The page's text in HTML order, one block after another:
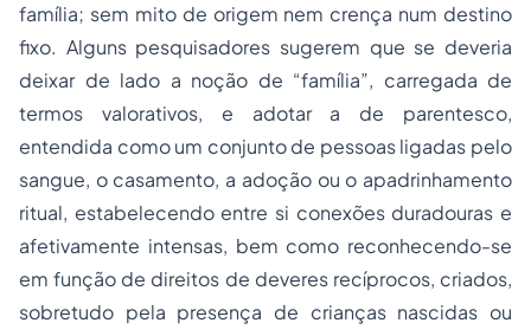
família; sem mito de origem nem crença num destino
fixo. Alguns pesquisadores sugerem que se deveria
deixar de lado a noção de “família”, carregada de
termos valorativos, e adotar a de parentesco,
entendida como um conjunto de pessoas ligadas pelo
sangue, o casamento, a adoção ou o apadrinhamento
ritual, estabelecendo entre si conexões duradouras e
afetivamente intensas, bem como reconhecendo-se
em função de direitos de deveres recíprocos, criados,
sobretudo pela presença de crianças nascidas ou